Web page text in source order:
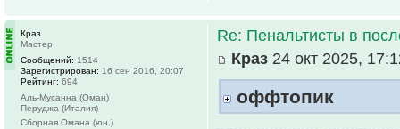
Re: Пенальтисты в
Краз 24 окт 2025,
оффтопик
Краз
Мастер
Сообщений: 1514
Зарегистрирован: 16 сен 2016, 20:07
Рейтинг: 694
Аль-Мусанна (Оман)
Перуджа (Италия)
Сборная Омана (юн.)